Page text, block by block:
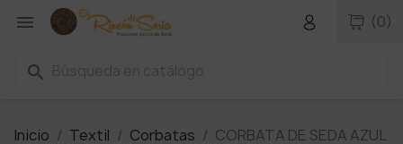
 (0)
search
Inicio Textil Corbatas
CORBATA DE SEDA AZUL